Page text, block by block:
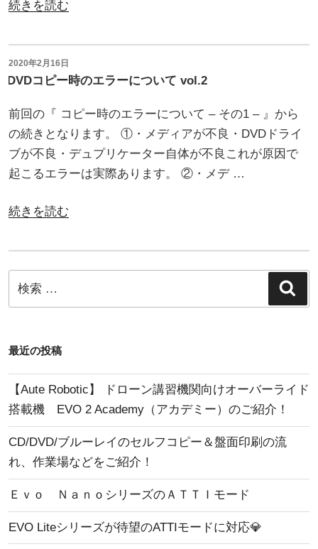
換
の
安
は？”
の
“デ
プ
リ
ケ
タ
ー
用
の
お
交
換
ド
イ
ブ”
続きを読む
投
稿
2020年2月16日
DVDコピー時のエラーについて vol.2
前回の『 コピー時のエラーについて – その1 – 』から
の続きとなります。 ①・メディアが不良・DVDドライ
ブが不良・デュプリケーター自体が不良これが原因で
起こるエラーは実際あります。 ②・メデ …
“DVD
ピ
ー
時
の
ラ
に
つ
い
て
vol.2”
の
続きを読む
索:
最近の投稿
【Aute Robotic】 ドローン講習機関向けオーバーライド
搭載機 EVO 2 Academy（アカデミー）のご紹介！
CD/DVD/ブルーレイのセルフコピー＆盤面印刷の流
れ、作業場などをご紹介！
Ｅｖｏ ＮａｎｏシリーズのＡＴＴＩモード
EVO Liteシリーズが待望のATTIモードに対応💎